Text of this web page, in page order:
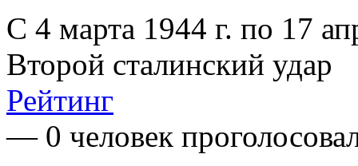
С 4 марта 1944 г. по 17
Второй сталинский удар
Рейтинг
— 0 человек